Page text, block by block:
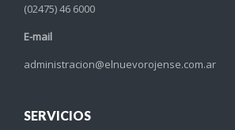
(02475) 46 6000
E-mail
administracion@elnuevorojense.com.ar
SERVICIOS